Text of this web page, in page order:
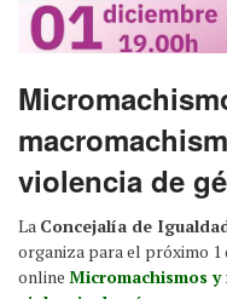
violencia de
La Concejalía de
organiza para el próximo 1
online Micromachismos